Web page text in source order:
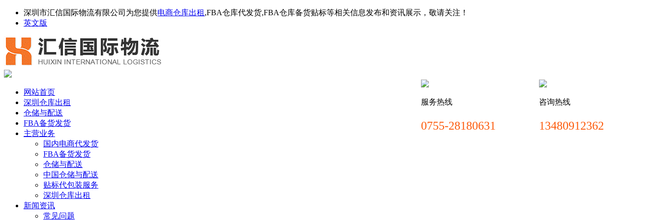
深圳市汇信国际物流有限公司为您提供电商仓库出租 ,FBA仓库代发货,FBA仓库备货贴标等相关信息发布和资讯展示，敬请关注！
英文版
咨询热线
13480912362
服务热线
0755-28180631
网站首页
深圳仓库出租
仓储与配送
FBA备货发货
主营业务
国内电商代发货
FBA备货发货
仓储与配送
中国仓储与配送
贴标代包装服务
深圳仓库出租
新闻资讯
常见问题